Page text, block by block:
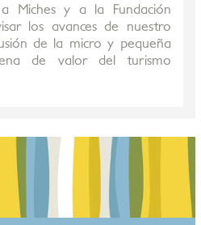
Miches y a la Fundación
los avances de nuestro
de la micro y pequeña
de valor del turismo